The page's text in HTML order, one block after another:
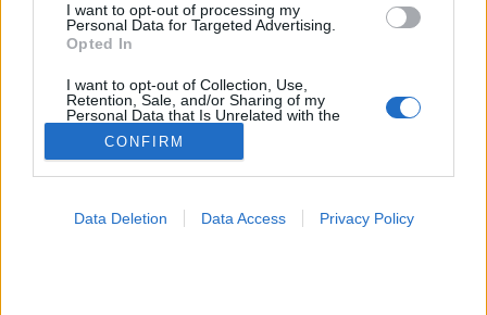
I want to opt-out of processing my
Personal Data for Targeted Advertising.
Opted In
I want to opt-out of Collection, Use,
Retention, Sale, and/or Sharing of my
Personal Data that Is Unrelated with the
Purposes for which it was collected.
Opted Out
CONFIRM
Data Deletion Data Access Privacy Policy
Betegségek
2022. július 31. 09:47